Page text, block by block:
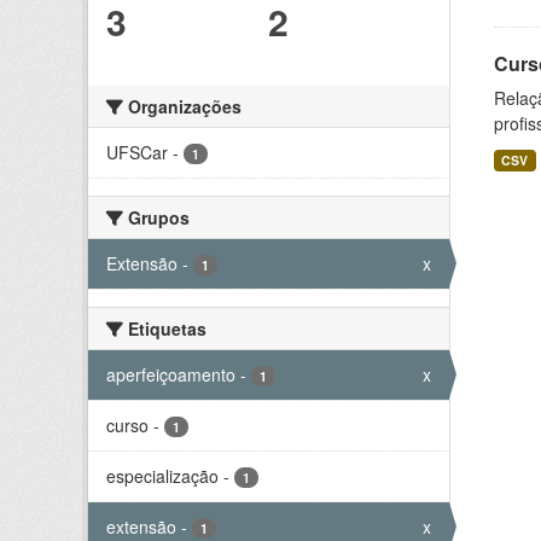
3 2
Organizações
UFSCar - 1
Grupos
Extensão - 1 x
Etiquetas
aperfeiçoamento - 1 x
curso - 1
especialização - 1
extensão - 1 x
CSV